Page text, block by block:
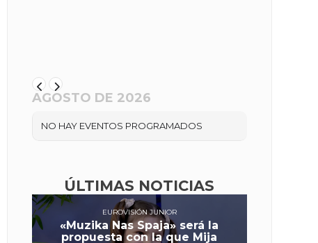
AGOSTO DE 2026
NO HAY EVENTOS PROGRAMADOS
ÚLTIMAS NOTICIAS
EUROVISIÓN JUNIOR
«Muzika Nas Spaja» será la
propuesta con la que Mija